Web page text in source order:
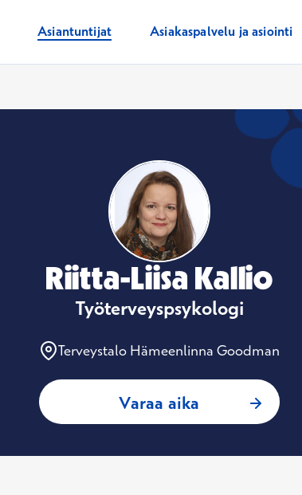
Asiantuntijat Asiakaspalvelu ja asiointi
Riitta-Liisa Kallio
Työterveyspsykologi
Terveystalo Hämeenlinna Goodman
Varaa aika : Riitta-Liisa